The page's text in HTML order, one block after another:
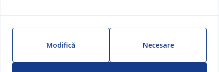
Produse noi
ZILNIC PREȚ MIC
Livrare
Reclamații
Modifică Necesare